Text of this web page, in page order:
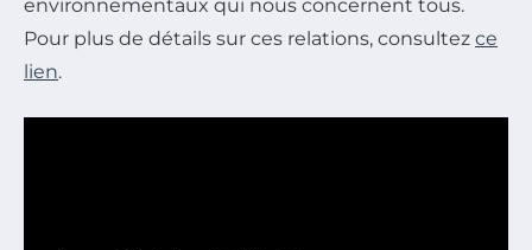
environnementaux qui nous concernent tous.
Pour plus de détails sur ces relations, consultez ce
lien.